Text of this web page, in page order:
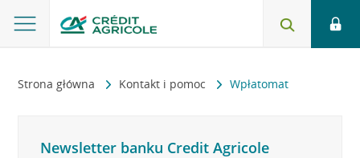
Strona główna Kontakt i pomoc Wpłatomat
Newsletter banku Credit Agricole